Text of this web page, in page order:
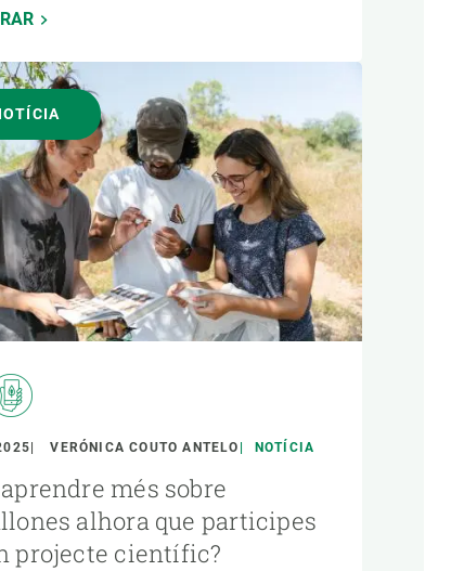
VERÓNICA COUTO ANTELO NOTÍCIA
més sobre
alhora que participes
projecte científic?